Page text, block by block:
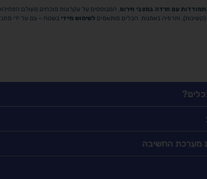
עם חרדה במצבי חירום , המבוססים על עקרונות מוכחים מעולם
לשימוש מיידי בשטח – גם על ידי
מערכת החשיבה